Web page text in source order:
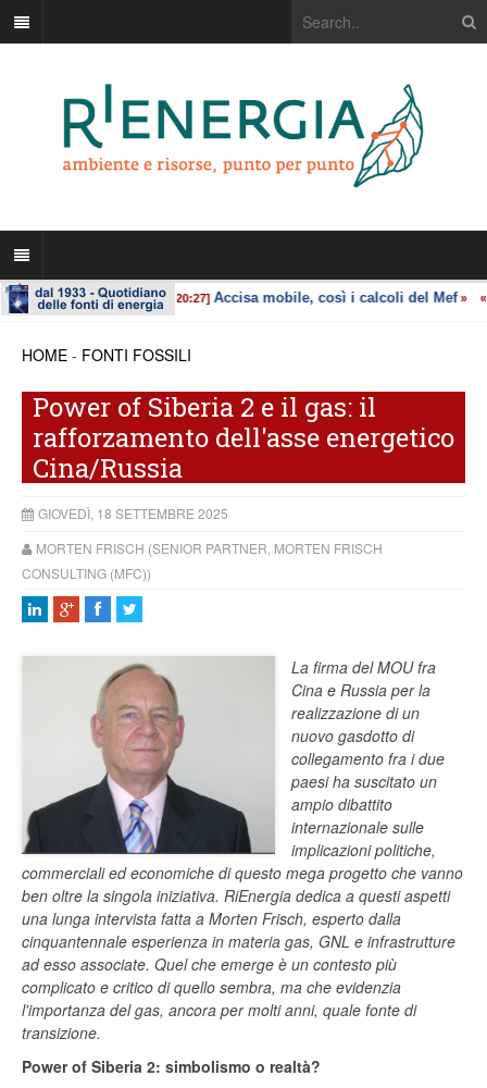
HOME - FONTI FOSSILI
Power of Siberia 2 e il gas: il
rafforzamento dell'asse energetico
Cina/Russia
GIOVEDÌ, 18 SETTEMBRE 2025
MORTEN FRISCH (SENIOR PARTNER, MORTEN FRISCH
CONSULTING (MFC))
La firma del MOU fra
Cina e Russia per la
realizzazione di un
nuovo gasdotto di
collegamento fra i due
paesi ha suscitato un
ampio dibattito
internazionale sulle
implicazioni politiche,
commerciali ed economiche di questo mega progetto che vanno
ben oltre la singola iniziativa. RiEnergia dedica a questi aspetti
una lunga intervista fatta a Morten Frisch, esperto dalla
cinquantennale esperienza in materia gas, GNL e infrastrutture
ad esso associate. Quel che emerge è un contesto più
complicato e critico di quello sembra, ma che evidenzia
l'importanza del gas, ancora per molti anni, quale fonte di
transizione.
Power of Siberia 2: simbolismo o realtà?